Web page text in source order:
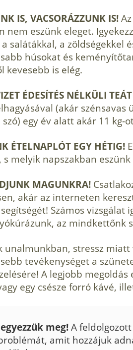
IS, VACSORÁZZUNK IS!
nem eszünk eleget.
salátákkal, a zöldségekkel
húsokat és
kevesebb is elég.
ÉDESÍTÉS NÉLKÜLI
(akár
egy év alatt akár 11 kg-
ÉTELNAPLÓT EGY HÉTIG!
melyik napszakban
MAGUNKRA!
akár az interneten
Számos vizsgálat
az mindkettőnk
unalmunkban, stressz
tevékeny­séget a
A legjobb
egy csésze forró kávé,
meg!A
amit hozzájuk